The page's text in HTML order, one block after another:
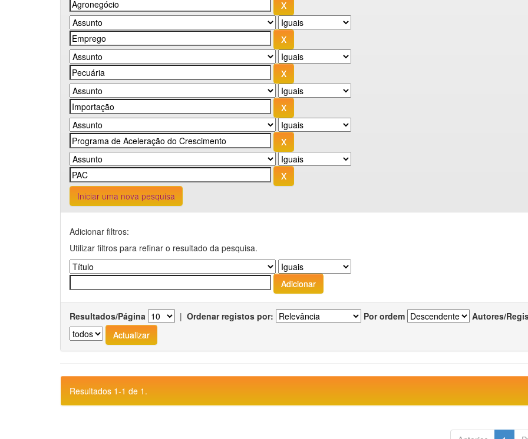
Iniciar uma nova pesquisa
Adicionar filtros:
Utilizar filtros para refinar o resultado da pesquisa.
Resultados/Página | Ordenar registos por: Por ordem Autores/
Resultados 1-1 de 1.